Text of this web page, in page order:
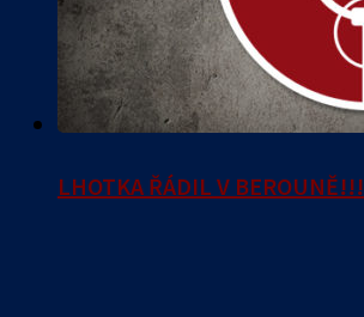
LHOTKA ŘÁDIL V BEROUNĚ!!!